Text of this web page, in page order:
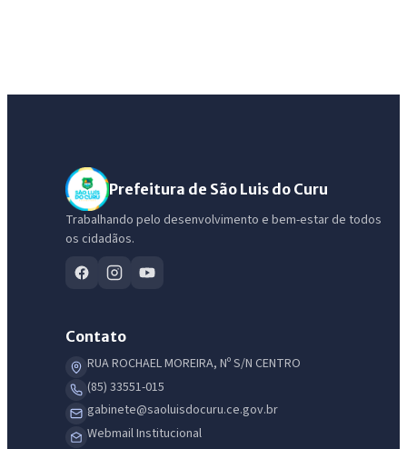
Prefeitura de São Luis do Curu
Trabalhando pelo desenvolvimento e bem-estar de todos
os cidadãos.
Contato
RUA ROCHAEL MOREIRA, Nº S/N CENTRO
(85) 33551-015
gabinete@saoluisdocuru.ce.gov.br
Webmail Institucional
IntGest AI
Assistente do Portal